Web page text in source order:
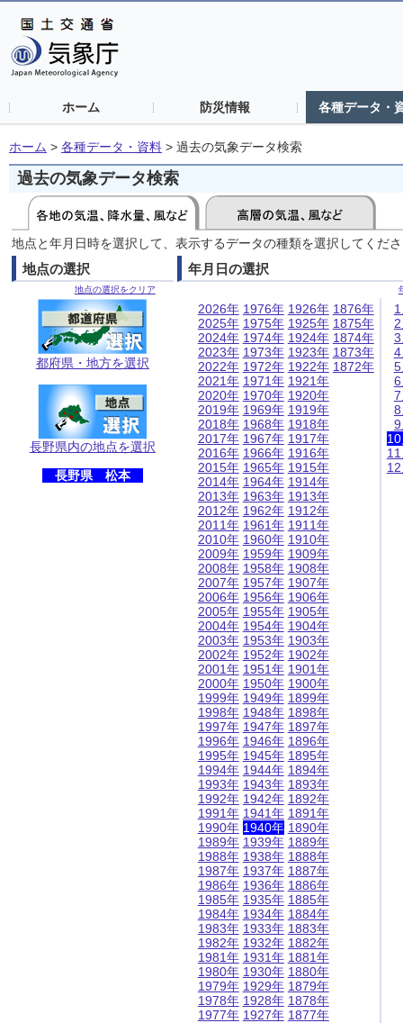
ホーム 防災情報 各種データ・
ホーム > 各種データ・資料 > 過去の気象データ検索
過去の気象データ検索
地点と年月日時を選択して、表示するデータの種類を選択してくだ
地点の選択
地点の選択をクリア
都府県・地方を選択
長野県内の地点を選択
長野県 松本
年月日の選択
2026年
2025年
2024年
2023年
2022年
2021年
2020年
2019年
2018年
2017年
2016年
2015年
2014年
2013年
2012年
2011年
2010年
2009年
2008年
2007年
2006年
2005年
2004年
2003年
2002年
2001年
2000年
1999年
1998年
1997年
1996年
1995年
1994年
1993年
1992年
1991年
1990年
1989年
1988年
1987年
1986年
1985年
1984年
1983年
1982年
1981年
1980年
1979年
1978年
1977年
1976年
1975年
1974年
1973年
1972年
1971年
1970年
1969年
1968年
1967年
1966年
1965年
1964年
1963年
1962年
1961年
1960年
1959年
1958年
1957年
1956年
1955年
1954年
1953年
1952年
1951年
1950年
1949年
1948年
1947年
1946年
1945年
1944年
1943年
1942年
1941年
1940年
1939年
1938年
1937年
1936年
1935年
1934年
1933年
1932年
1931年
1930年
1929年
1928年
1927年
1926年
1925年
1924年
1923年
1922年
1921年
1920年
1919年
1918年
1917年
1916年
1915年
1914年
1913年
1912年
1911年
1910年
1909年
1908年
1907年
1906年
1905年
1904年
1903年
1902年
1901年
1900年
1899年
1898年
1897年
1896年
1895年
1894年
1893年
1892年
1891年
1890年
1889年
1888年
1887年
1886年
1885年
1884年
1883年
1882年
1881年
1880年
1879年
1878年
1877年
1876年
1875年
1874年
1873年
1872年